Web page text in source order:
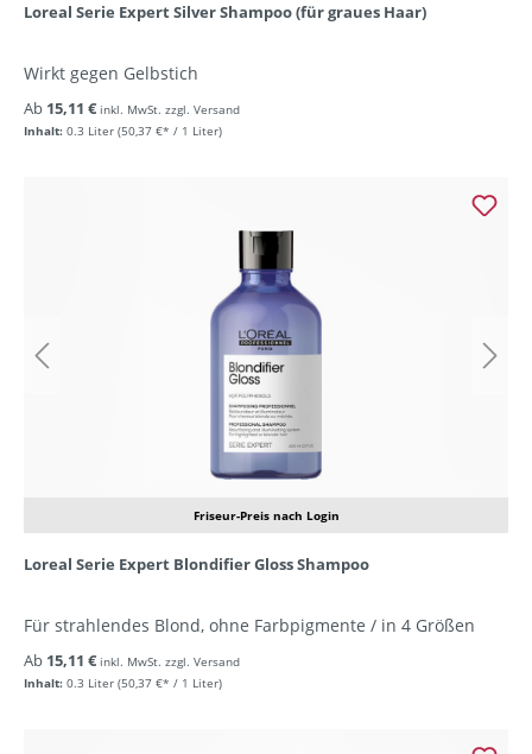
Loreal Serie Expert Silver Shampoo (für graues Haar)
Wirkt gegen Gelbstich
Inhalt: 0.3 Liter (50,37 €* / 1 Liter)
Ab 15,11 € inkl. MwSt. zzgl. Versand
Friseur-Preis nach Login
Loreal Serie Expert Blondifier Gloss Shampoo
Für strahlendes Blond, ohne Farbpigmente / in 4 Größen
Inhalt: 0.3 Liter (50,37 €* / 1 Liter)
Ab 15,11 € inkl. MwSt. zzgl. Versand